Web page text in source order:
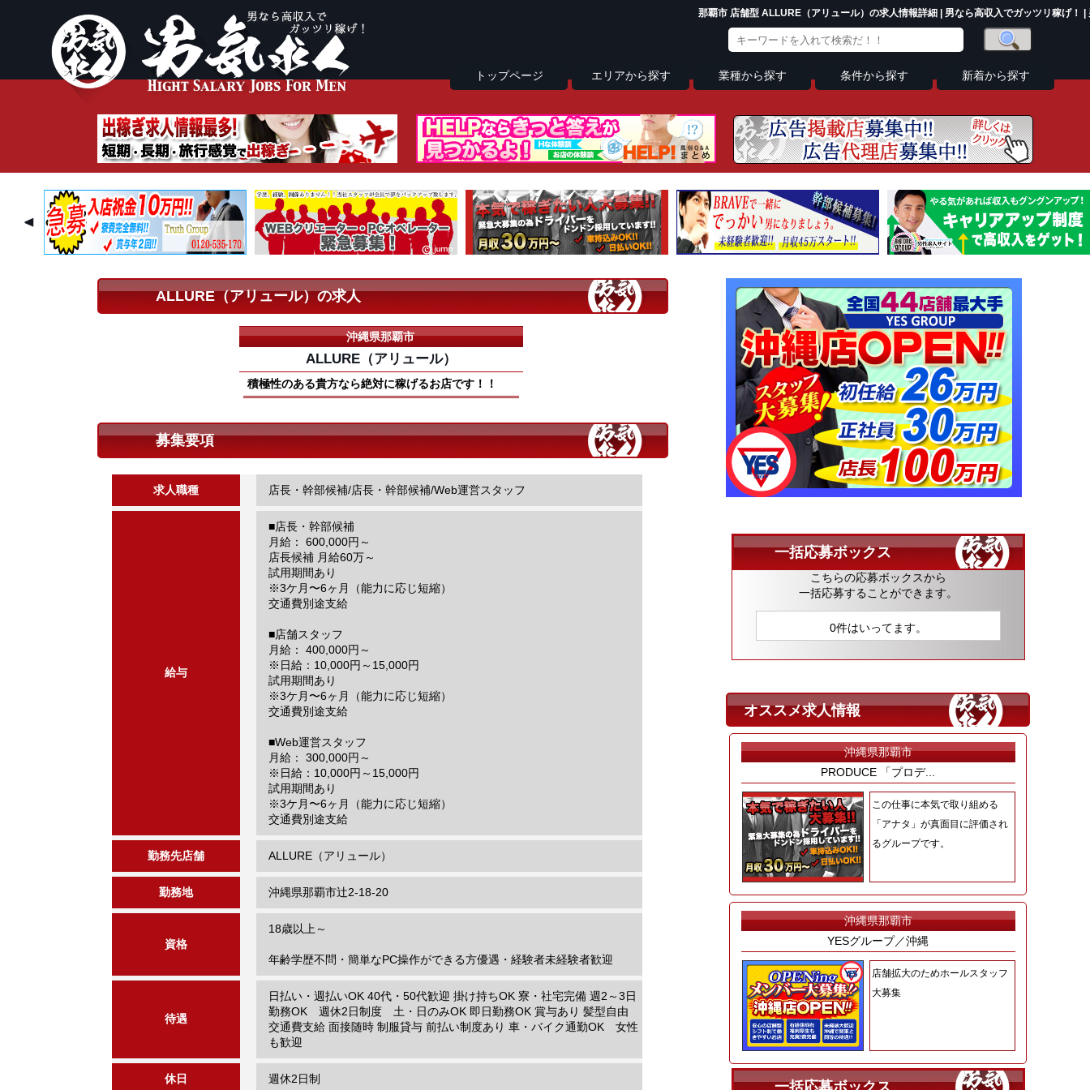
那覇市 店舗型 ALLURE（アリュール）の求人情報詳細 | 男なら高収入でガッツリ稼げ！ |
トップページ エリアから探す 業種から探す 条件から探す 新着から探す
一括応募ボックス
こちらの応募ボックスから
一括応募することができます。
0件はいってます。
オススメ求人情報
沖縄県那覇市
PRODUCE 「プロデ...
この仕事に本気で取り組める
「アナタ」が真面目に評価され
るグループです。
沖縄県那覇市
YESグループ／沖縄
店舗拡大のためホールスタッフ
大募集
一括応募ボックス
ALLURE（アリュール）の求人
沖縄県那覇市
ALLURE（アリュール）
積極性のある貴方なら絶対に稼げるお店です！！
募集要項
求人職種 店長・幹部候補/店長・幹部候補/Web運営スタッフ
給与
■店長・幹部候補
月給： 600,000円～
店長候補 月給60万～
試用期間あり
※3ケ月〜6ヶ月（能力に応じ短縮）
交通費別途支給
■店舗スタッフ
月給： 400,000円～
※日給：10,000円～15,000円
試用期間あり
※3ケ月〜6ヶ月（能力に応じ短縮）
交通費別途支給
■Web運営スタッフ
月給： 300,000円～
※日給：10,000円～15,000円
試用期間あり
※3ケ月〜6ヶ月（能力に応じ短縮）
交通費別途支給
勤務先店舗 ALLURE（アリュール）
勤務地 沖縄県那覇市辻2-18-20
資格
18歳以上～
年齢学歴不問・簡単なPC操作ができる方優遇・経験者未経験者歓迎
待遇
日払い・週払いOK 40代・50代歓迎 掛け持ちOK 寮・社宅完備 週2～3日
勤務OK 週休2日制度 土・日のみOK 即日勤務OK 賞与あり 髪型自由
交通費支給 面接随時 制服貸与 前払い制度あり 車・バイク通勤OK 女性
も歓迎
休日 週休2日制